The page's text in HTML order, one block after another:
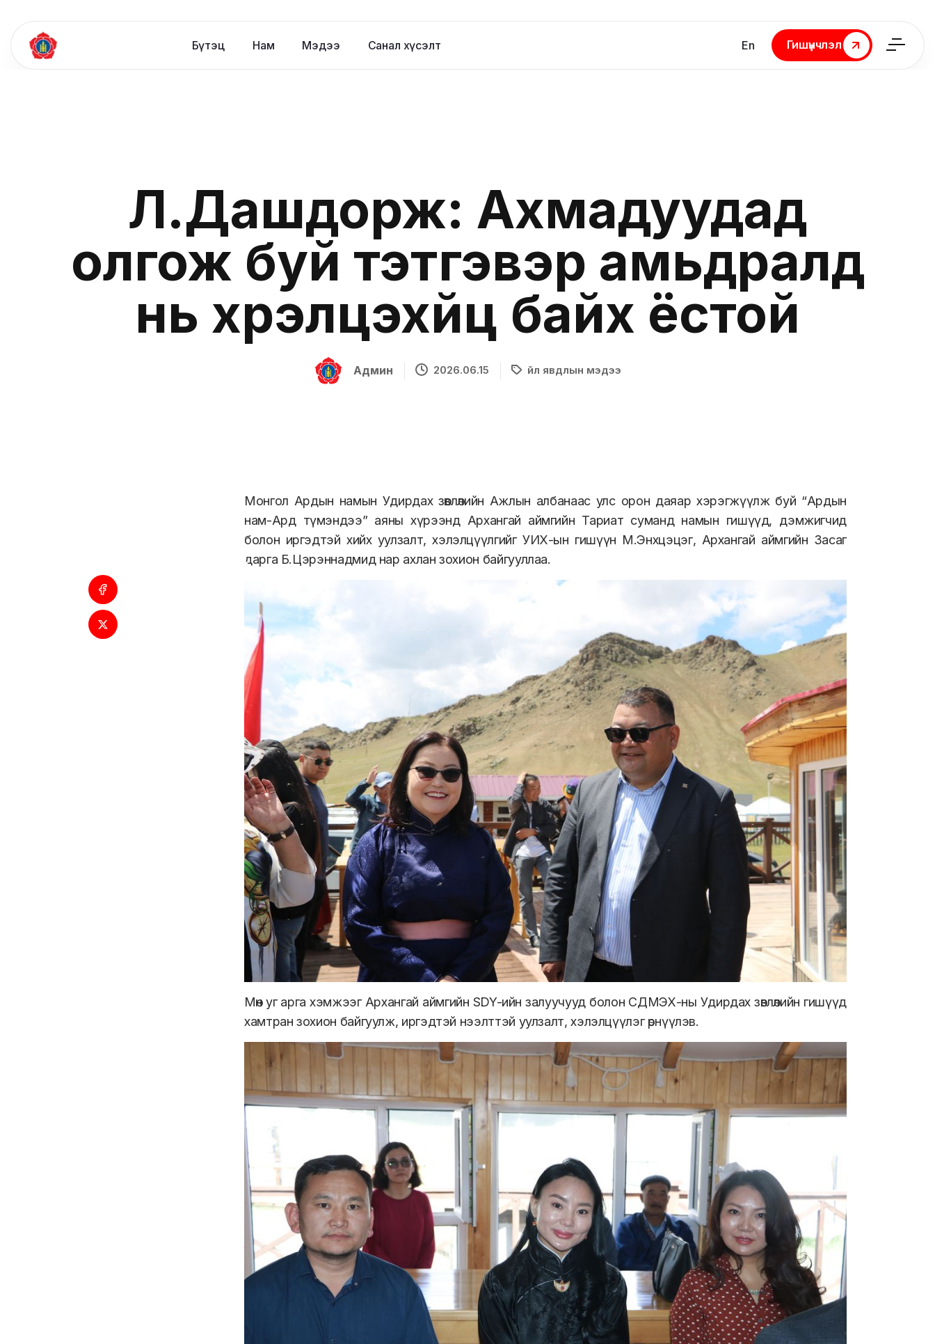
Бүтэц Нам Мэдээ Санал хүсэлт En
Гишүүнчлэл
Гишүүнчлэл
Л.Дашдорж: Ахмадуудад
олгож буй тэтгэвэр амьдралд
нь хүрэлцэхүйц байх ёстой
Админ 2026.06.15 Үйл явдлын мэдээ
Монгол Ардын намын Удирдах зөвлөлийн Ажлын албанаас улс орон даяар хэрэгжүүлж буй “Ардын
нам-Ард түмэндээ” аяны хүрээнд Архангай аймгийн Тариат суманд намын гишүүд, дэмжигчид
болон иргэдтэй хийх уулзалт, хэлэлцүүлгийг УИХ-ын гишүүн М.Энхцэцэг, Архангай аймгийн Засаг
дарга Б.Цэрэннадмид нар ахлан зохион байгууллаа.
Мөн уг арга хэмжээг Архангай аймгийн SDY-ийн залуучууд болон СДМЭХ-ны Удирдах зөвлөлийн гишүүд
хамтран зохион байгуулж, иргэдтэй нээлттэй уулзалт, хэлэлцүүлэг өрнүүлэв.